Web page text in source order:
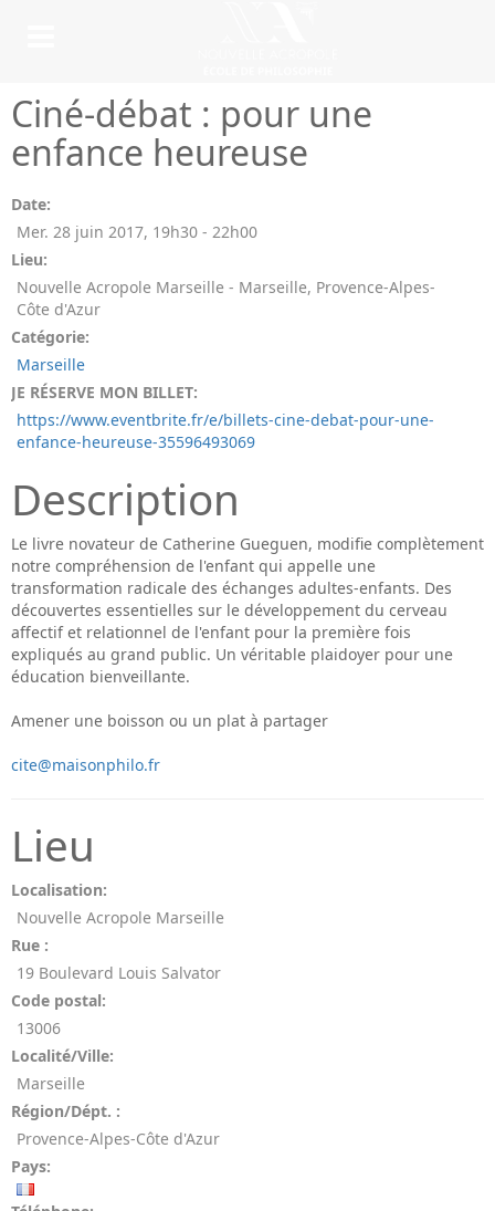
Ciné-débat : pour une
enfance heureuse
Date:
Mer. 28 juin 2017, 19h30 - 22h00
Lieu:
Nouvelle Acropole Marseille - Marseille, Provence-Alpes-
Côte d'Azur
Catégorie:
Marseille
JE RÉSERVE MON BILLET:
https://www.eventbrite.fr/e/billets-cine-debat-pour-une-
enfance-heureuse-35596493069
Description
Le livre novateur de Catherine Gueguen, modifie complètement
notre compréhension de l'enfant qui appelle une
transformation radicale des échanges adultes-enfants. Des
découvertes essentielles sur le développement du cerveau
affectif et relationnel de l'enfant pour la première fois
expliqués au grand public. Un véritable plaidoyer pour une
éducation bienveillante.
Amener une boisson ou un plat à partager
cite@maisonphilo.fr
Lieu
Localisation:
Nouvelle Acropole Marseille
Rue :
19 Boulevard Louis Salvator
Code postal:
13006
Localité/Ville:
Marseille
Région/Dépt. :
Provence-Alpes-Côte d'Azur
Pays: